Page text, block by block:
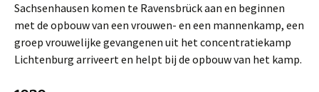
Sachsenhausen komen te Ravensbrück aan en beginnen
met de opbouw van een vrouwen- en een mannenkamp, een
groep vrouwelijke gevangenen uit het concentratiekamp
Lichtenburg arriveert en helpt bij de opbouw van het kamp.